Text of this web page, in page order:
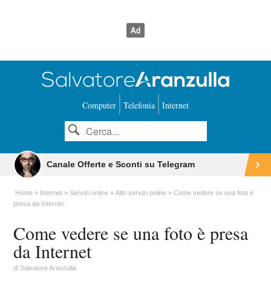
Computer Telefonia Internet
Canale Offerte e Sconti su Telegram
Home Internet Servizi online Altri servizi online
Come vedere se una foto è
presa da Internet
Come vedere se una foto è presa
da Internet
diSalvatore Aranzulla